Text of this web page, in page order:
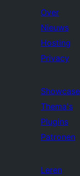
Over
Nieuws
Hosting
Privacy
Showcase
Thema's
Plugins
Patronen
Leren